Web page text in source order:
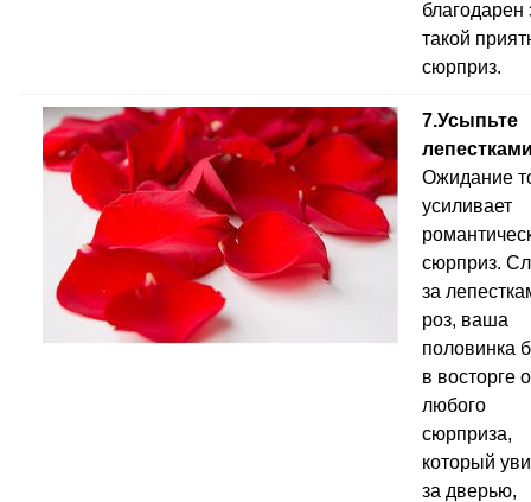
благодарен
такой
сюрприз.
7.Усыпьте
Ожидание
усиливает
сюрприз.
за
роз, ваша
половинка
в восторге
любого
сюрприза,
который
за дверью,